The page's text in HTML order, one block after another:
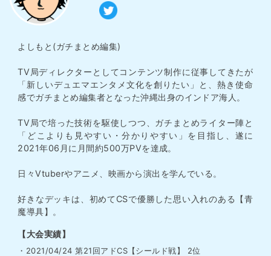
よしもと(ガチまとめ編集)
TV局ディレクターとしてコンテンツ制作に従事してきたが
「新しいデュエマエンタメ文化を創りたい」と、熱き使命
感でガチまとめ編集者となった沖縄出身のインドア海人。
TV局で培った技術を駆使しつつ、ガチまとめライター陣と
「どこよりも見やすい・分かりやすい」を目指し、遂に
2021年06月に月間約500万PVを達成。
日々Vtuberやアニメ、映画から演出を学んでいる。
好きなデッキは、初めてCSで優勝した思い入れのある【青
魔導具】。
【大会実績】
・2021/04/24 第21回アドCS【シールド戦】 2位